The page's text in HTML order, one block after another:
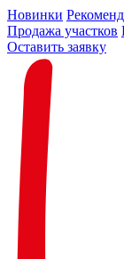
Новинки
Продажа участков
Оставить заявку